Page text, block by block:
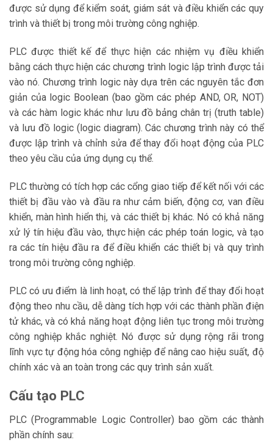
được sử dụng để kiểm soát, giám sát và điều khiển các quy
trình và thiết bị trong môi trường công nghiệp.
PLC được thiết kế để thực hiện các nhiệm vụ điều khiển
bằng cách thực hiện các chương trình logic lập trình được tải
vào nó. Chương trình logic này dựa trên các nguyên tắc đơn
giản của logic Boolean (bao gồm các phép AND, OR, NOT)
và các hàm logic khác như lưu đồ bảng chân trị (truth table)
và lưu đồ logic (logic diagram). Các chương trình này có thể
được lập trình và chỉnh sửa để thay đổi hoạt động của PLC
theo yêu cầu của ứng dụng cụ thể.
PLC thường có tích hợp các cổng giao tiếp để kết nối với các
thiết bị đầu vào và đầu ra như cảm biến, động cơ, van điều
khiển, màn hình hiển thị, và các thiết bị khác. Nó có khả năng
xử lý tín hiệu đầu vào, thực hiện các phép toán logic, và tạo
ra các tín hiệu đầu ra để điều khiển các thiết bị và quy trình
trong môi trường công nghiệp.
PLC có ưu điểm là linh hoạt, có thể lập trình để thay đổi hoạt
động theo nhu cầu, dễ dàng tích hợp với các thành phần điện
tử khác, và có khả năng hoạt động liên tục trong môi trường
công nghiệp khắc nghiệt. Nó được sử dụng rộng rãi trong
lĩnh vực tự động hóa công nghiệp để nâng cao hiệu suất, độ
chính xác và an toàn trong các quy trình sản xuất.
Cấu tạo PLC
PLC (Programmable Logic Controller) bao gồm các thành
phần chính sau: